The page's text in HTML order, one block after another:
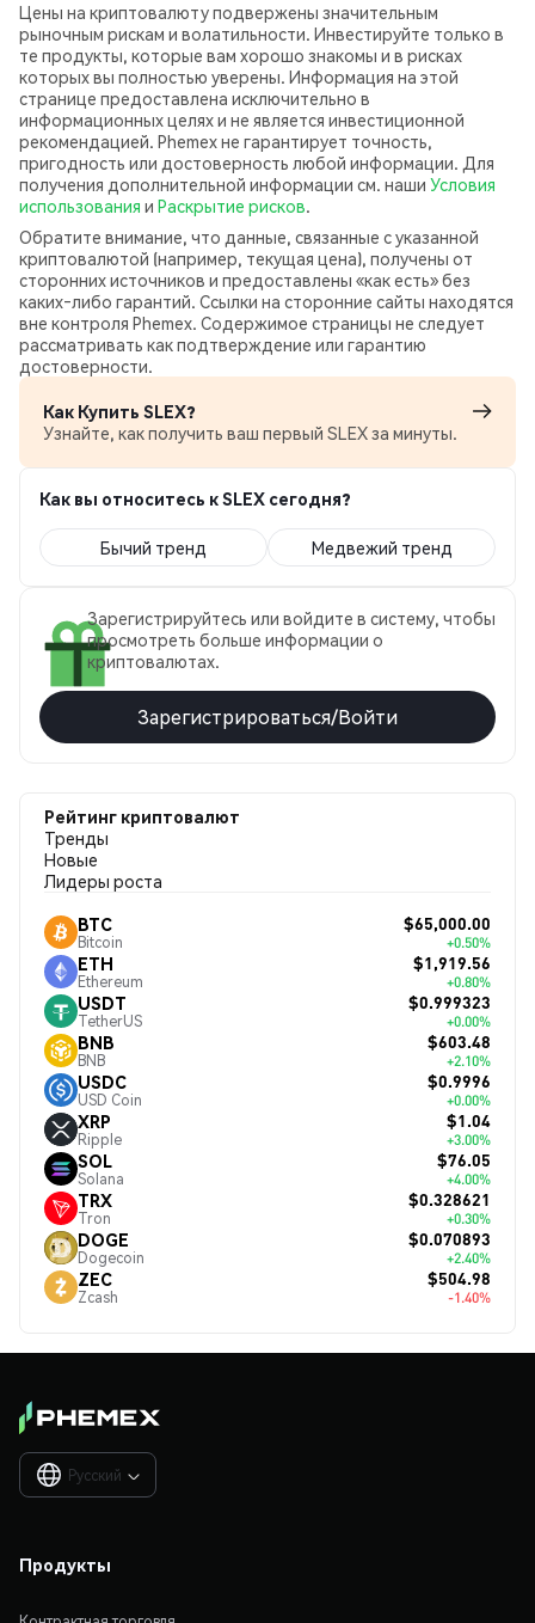
Цены на криптовалюту подвержены значительным
рыночным рискам и волатильности. Инвестируйте только в
те продукты, которые вам хорошо знакомы и в рисках
которых вы полностью уверены. Информация на этой
странице предоставлена исключительно в
информационных целях и не является инвестиционной
рекомендацией. Phemex не гарантирует точность,
пригодность или достоверность любой информации. Для
получения дополнительной информации см. наши Условия
использования и Раскрытие рисков.
Обратите внимание, что данные, связанные с указанной
криптовалютой (например, текущая цена), получены от
сторонних источников и предоставлены «как есть» без
каких‑либо гарантий. Ссылки на сторонние сайты находятся
вне контроля Phemex. Содержимое страницы не следует
рассматривать как подтверждение или гарантию
достоверности.
Как Купить SLEX?
Узнайте, как получить ваш первый SLEX за минуты.
Как вы относитесь к SLEX сегодня?
Бычий тренд Медвежий тренд
Зарегистрируйтесь или войдите в систему, чтобы
просмотреть больше информации о
криптовалютах.
Зарегистрироваться/Войти
Рейтинг криптовалют
Тренды
Новые
Лидеры роста
BTC
Bitcoin
$65,000.00
+0.50%
ETH
Ethereum
$1,919.56
+0.80%
USDT
TetherUS
$0.999323
+0.00%
BNB
BNB
$603.48
+2.10%
USDC
USD Coin
$0.9996
+0.00%
XRP
Ripple
$1.04
+3.00%
SOL
Solana
$76.05
+4.00%
TRX
Tron
$0.328621
+0.30%
DOGE
Dogecoin
$0.070893
+2.40%
ZEC
Zcash
$504.98
-1.40%
Русский 
Продукты